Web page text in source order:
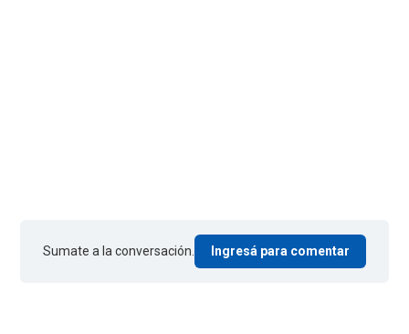
Sumate a la conversación. Ingresá para comentar